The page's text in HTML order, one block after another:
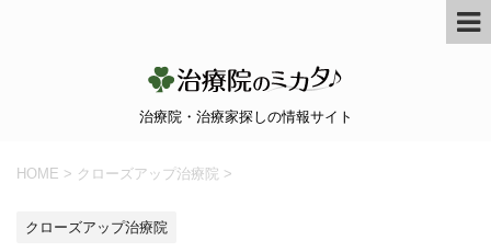
治療院・治療家探しの情報サイト
HOME > クローズアップ治療院 >
クローズアップ治療院